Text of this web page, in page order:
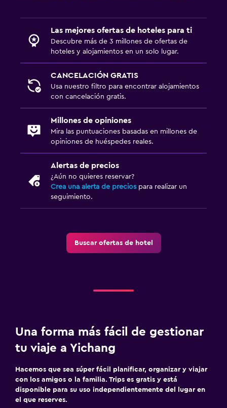
Las mejores ofertas de hoteles para ti
Descubre más de 3 millones de ofertas de
hoteles y alojamientos en un solo lugar.
CANCELACIÓN GRATIS
Usa nuestro filtro para encontrar alojamientos
con cancelación gratis.
Millones de opiniones
Mira las puntuaciones basadas en millones de
opiniones de huéspedes reales.
Alertas de precios
¿Aún no quieres reservar?
Crea una alerta de precios para realizar un
seguimiento.
Buscar ofertas de hotel
Una forma más fácil de gestionar
tu viaje a Yichang
Hacemos que sea súper fácil planificar, organizar y viajar
con los amigos o la familia. Trips es gratis y está
disponible para su uso independientemente del lugar en
el que reserves.